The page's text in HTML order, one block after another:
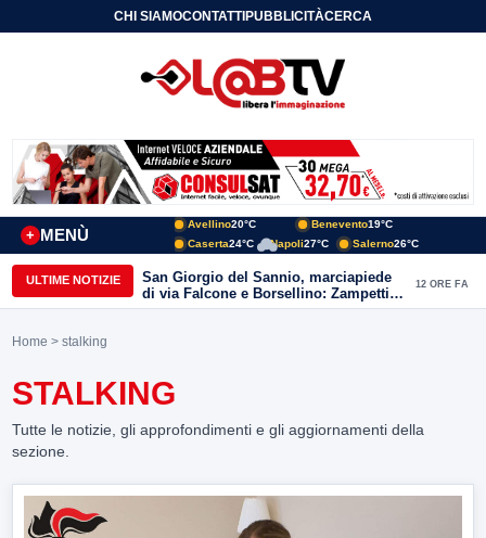
CHI SIAMOCONTATTIPUBBLICITÀCERCA
MENÙ
+
Avellino20°C Benevento19°C
Caserta24°C Napoli27°C Salerno26°C
ULTIME NOTIZIE
San Giorgio del Sannio, marciapiede
di via Falcone e Borsellino: Zampetti e
Lombardi replicano alle polemiche
12 ORE FA
Home > stalking
STALKING
Tutte le notizie, gli approfondimenti e gli aggiornamenti della
sezione.